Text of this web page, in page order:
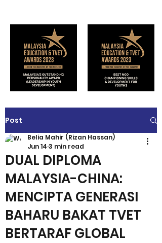
Post
DUAL DIPLOMA
MALAYSIA-CHINA:
MENCIPTA GENERASI
BAHARU BAKAT TVET
BERTARAF GLOBAL
Belia Mahir (Rizan Hassan)
Jun 14 3 min read